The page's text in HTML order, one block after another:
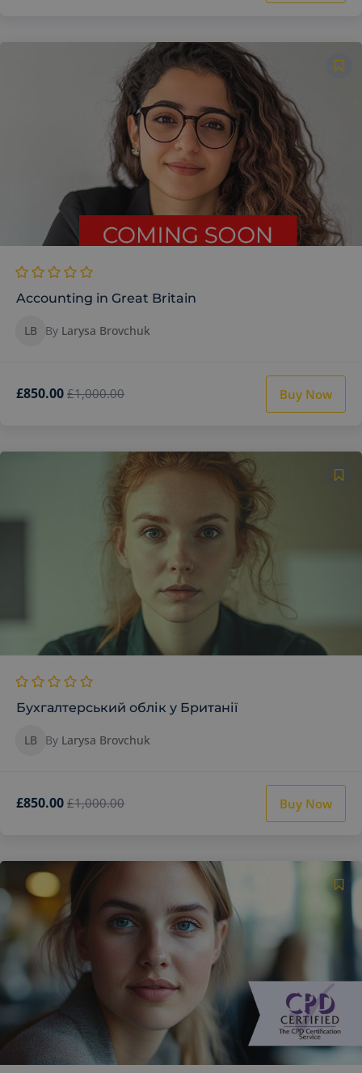
Accounting in Great Britain
LB By Larysa Brovchuk
£850.00 £1,000.00 Buy Now
Бухгалтерський облік у Британії
LB By Larysa Brovchuk
£850.00 £1,000.00 Buy Now